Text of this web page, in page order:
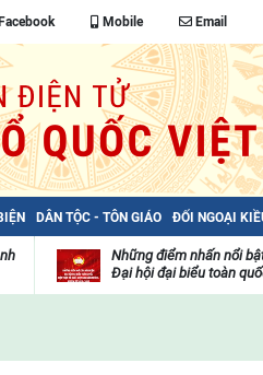
Facebook Mobile Email
DÂN TỘC - TÔN GIÁO ĐỐI NGOẠI
Những điểm nhấn nổi
Đại hội đại biểu toàn